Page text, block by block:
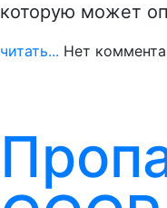
которую может
читать... Нет